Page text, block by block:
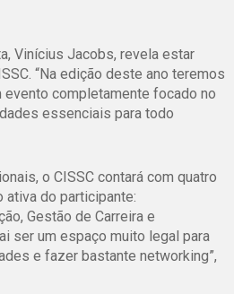
Vinícius Jacobs, revela estar
“Na edição deste ano teremos
completamente focado no
essenciais para todo
o CISSC contará com quatro
ativa do participante:
Gestão de Carreira e
ser um espaço muito legal para
e fazer bastante networking”,